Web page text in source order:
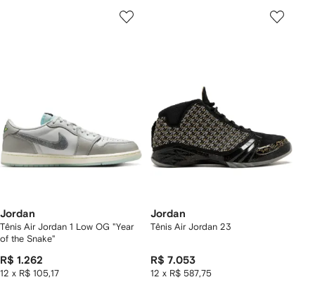
Jordan
Tênis Air Jordan 1 Low OG "Year
of the Snake"
R$ 1.262
12 x R$ 105,17
Jordan
Tênis Air Jordan 23
R$ 7.053
12 x R$ 587,75